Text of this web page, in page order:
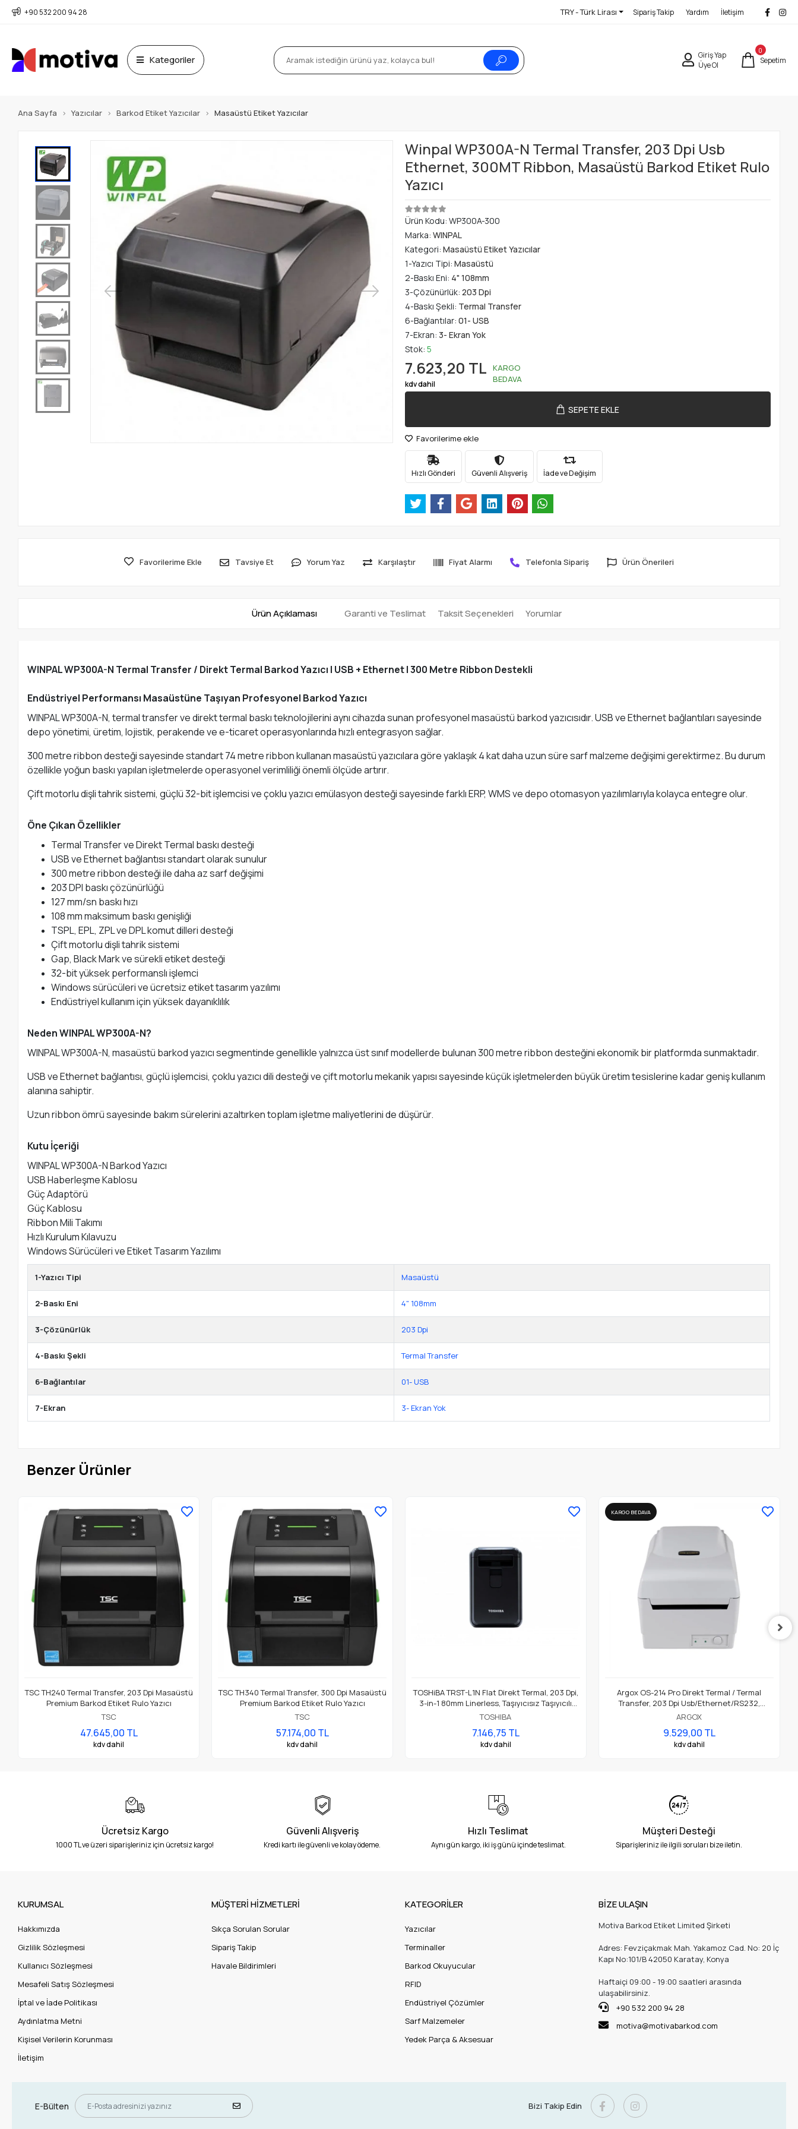
+90 532 200 94 28 TRY - Türk Lirası Sipariş Takip Yardım İletişim
Kategoriler
Giriş Yap
Üye Ol
0
Sepetim
Ana Sayfa Yazıcılar Barkod Etiket Yazıcılar Masaüstü Etiket Yazıcılar
Winpal WP300A-N Termal Transfer, 203 Dpi Usb
Ethernet, 300MT Ribbon, Masaüstü Barkod Etiket Rulo
Yazıcı
Ürün Kodu: WP300A-300
Marka: WINPAL
Kategori: Masaüstü Etiket Yazıcılar
1-Yazıcı Tipi: Masaüstü
2-Baskı Eni: 4" 108mm
3-Çözünürlük: 203 Dpi
4-Baskı Şekli: Termal Transfer
6-Bağlantılar: 01- USB
7-Ekran: 3- Ekran Yok
Stok: 5
7.623,20 TL
kdv dahil
KARGO
BEDAVA
SEPETE EKLE
Favorilerime ekle
Hızlı Gönderi Güvenli Alışveriş İade ve Değişim
Favorilerime Ekle Tavsiye Et Yorum Yaz Karşılaştır Fiyat Alarmı Telefonla Sipariş Ürün Önerileri
Ürün Açıklaması Garanti ve Teslimat Taksit Seçenekleri Yorumlar
WINPAL WP300A-N Termal Transfer / Direkt Termal Barkod Yazıcı | USB + Ethernet | 300 Metre Ribbon Destekli
Endüstriyel Performansı Masaüstüne Taşıyan Profesyonel Barkod Yazıcı
WINPAL WP300A-N, termal transfer ve direkt termal baskı teknolojilerini aynı cihazda sunan profesyonel masaüstü barkod yazıcısıdır. USB ve Ethernet bağlantıları sayesinde
depo yönetimi, üretim, lojistik, perakende ve e-ticaret operasyonlarında hızlı entegrasyon sağlar.
300 metre ribbon desteği sayesinde standart 74 metre ribbon kullanan masaüstü yazıcılara göre yaklaşık 4 kat daha uzun süre sarf malzeme değişimi gerektirmez. Bu durum
özellikle yoğun baskı yapılan işletmelerde operasyonel verimliliği önemli ölçüde artırır.
Çift motorlu dişli tahrik sistemi, güçlü 32-bit işlemcisi ve çoklu yazıcı emülasyon desteği sayesinde farklı ERP, WMS ve depo otomasyon yazılımlarıyla kolayca entegre olur.
Öne Çıkan Özellikler
Termal Transfer ve Direkt Termal baskı desteği
USB ve Ethernet bağlantısı standart olarak sunulur
300 metre ribbon desteği ile daha az sarf değişimi
203 DPI baskı çözünürlüğü
127 mm/sn baskı hızı
108 mm maksimum baskı genişliği
TSPL, EPL, ZPL ve DPL komut dilleri desteği
Çift motorlu dişli tahrik sistemi
Gap, Black Mark ve sürekli etiket desteği
32-bit yüksek performanslı işlemci
Windows sürücüleri ve ücretsiz etiket tasarım yazılımı
Endüstriyel kullanım için yüksek dayanıklılık
Neden WINPAL WP300A-N?
WINPAL WP300A-N, masaüstü barkod yazıcı segmentinde genellikle yalnızca üst sınıf modellerde bulunan 300 metre ribbon desteğini ekonomik bir platformda sunmaktadır.
USB ve Ethernet bağlantısı, güçlü işlemcisi, çoklu yazıcı dili desteği ve çift motorlu mekanik yapısı sayesinde küçük işletmelerden büyük üretim tesislerine kadar geniş kullanım
alanına sahiptir.
Uzun ribbon ömrü sayesinde bakım sürelerini azaltırken toplam işletme maliyetlerini de düşürür.
Kutu İçeriği
WINPAL WP300A-N Barkod Yazıcı
USB Haberleşme Kablosu
Güç Adaptörü
Güç Kablosu
Ribbon Mili Takımı
Hızlı Kurulum Kılavuzu
Windows Sürücüleri ve Etiket Tasarım Yazılımı
1-Yazıcı Tipi Masaüstü
2-Baskı Eni 4" 108mm
3-Çözünürlük 203 Dpi
4-Baskı Şekli Termal Transfer
6-Bağlantılar 01- USB
7-Ekran 3- Ekran Yok
Benzer Ürünler
TSC TH240 Termal Transfer, 203 Dpi Masaüstü
Premium Barkod Etiket Rulo Yazıcı
TSC
47.645,00 TL
kdv dahil
TSC TH340 Termal Transfer, 300 Dpi Masaüstü
Premium Barkod Etiket Rulo Yazıcı
TSC
57.174,00 TL
kdv dahil
TOSHiBA TRST-L1N Flat Direkt Termal, 203 Dpi,
3-in-1 80mm Linerless, Taşıyıcısız Taşıyıcılı
Etiket & Termal Fiş Adisyon Yazıcı
TOSHIBA
7.146,75 TL
kdv dahil
KARGO BEDAVA
Argox OS-214 Pro Direkt Termal / Termal
Transfer, 203 Dpi Usb/Ethernet/RS232,
Masaüstü Ekonomik Barkod Etiket Rulo Yazıcı
ARGOX
9.529,00 TL
kdv dahil
Ücretsiz Kargo
1000 TL ve üzeri siparişleriniz için ücretsiz kargo!
Güvenli Alışveriş
Kredi kartı ile güvenli ve kolay ödeme.
Hızlı Teslimat
Aynı gün kargo, iki iş günü içinde teslimat.
Müşteri Desteği
Siparişleriniz ile ilgili soruları bize iletin.
KURUMSAL
Hakkımızda
Gizlilik Sözleşmesi
Kullanıcı Sözleşmesi
Mesafeli Satış Sözleşmesi
İptal ve İade Politikası
Aydınlatma Metni
Kişisel Verilerin Korunması
İletişim
MÜŞTERİ HİZMETLERİ
Sıkça Sorulan Sorular
Sipariş Takip
Havale Bildirimleri
KATEGORİLER
Yazıcılar
Terminaller
Barkod Okuyucular
RFID
Endüstriyel Çözümler
Sarf Malzemeler
Yedek Parça & Aksesuar
BİZE ULAŞIN
Motiva Barkod Etiket Limited Şirketi
Adres: Fevziçakmak Mah. Yakamoz Cad. No: 20 İç
Kapı No:101/B 42050 Karatay, Konya
Haftaiçi 09:00 - 19:00 saatleri arasında
ulaşabilirsiniz.
+90 532 200 94 28
motiva@motivabarkod.com
E-Bülten Bizi Takip Edin